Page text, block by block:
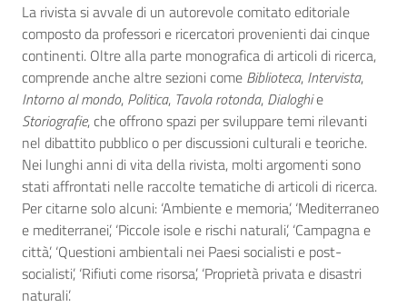
La rivista si avvale di un autorevole comitato editoriale
composto da professori e ricercatori provenienti dai cinque
continenti. Oltre alla parte monografica di articoli di ricerca,
comprende anche altre sezioni come Biblioteca, Intervista,
Intorno al mondo, Politica, Tavola rotonda, Dialoghie
Storiografie, che offrono spazi per sviluppare temi rilevanti
nel dibattito pubblico o per discussioni culturali e teoriche.
Nei lunghi anni di vita della rivista, molti argomenti sono
stati affrontati nelle raccolte tematiche di articoli di ricerca.
Per citarne solo alcuni: ‘Ambiente e memoria’, ‘Mediterraneo
e mediterranei’, ‘Piccole isole e rischi naturali’, ‘Campagna e
città’, ‘Questioni ambientali nei Paesi socialisti e post-
socialisti’, ‘Rifiuti come risorsa’, ‘Proprietà privata e disastri
naturali’.